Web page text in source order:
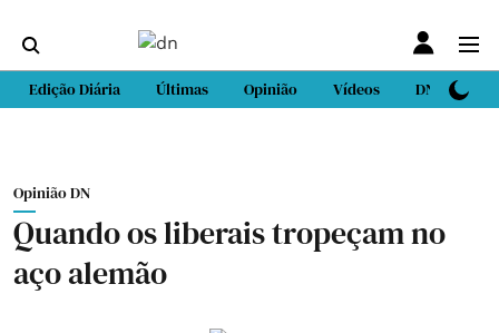
Edição Diária Últimas Opinião Vídeos DN Sport
Opinião DN
Quando os liberais tropeçam no
aço alemão